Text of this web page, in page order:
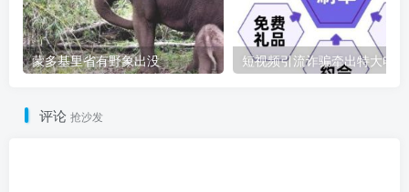
蒙多基里省有野象出没
评论 抢沙发